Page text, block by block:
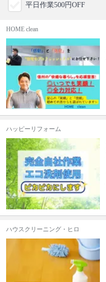
平日作業500円OFF
HOME clean
ハッピーリフォーム
ハウスクリーニング・ヒロ